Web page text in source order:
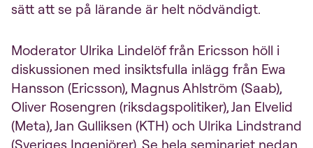
sätt att se på lärande är helt nödvändigt.
Moderator Ulrika Lindelöf från Ericsson höll i
diskussionen med insiktsfulla inlägg från Ewa
Hansson (Ericsson), Magnus Ahlström (Saab),
Oliver Rosengren (riksdagspolitiker), Jan Elvelid
(Meta), Jan Gulliksen (KTH) och Ulrika Lindstrand